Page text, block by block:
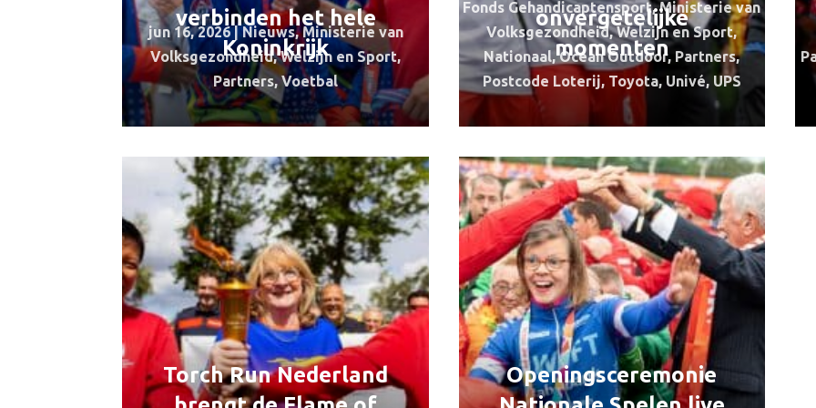
verbinden het hele
Koninkrijk
jun 16, 2026|Nieuws,Ministerie van
Volksgezondheid, Welzijn en Sport,
Partners,Voetbal
Torch Run Nederland
onvergetelijke
momenten
Fonds Gehandicaptensport,Ministerie van
Volksgezondheid, Welzijn en Sport,
Nationaal,Ocean Outdoor, Partners,
Postcode Loterij, Toyota, Univé, UPS
Openingsceremonie